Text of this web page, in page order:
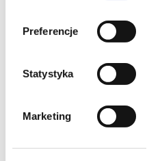
Preferencje
Statystyka
Marketing